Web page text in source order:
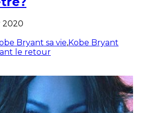
2020
Bryant sa vie,Kobe Bryant
le retour